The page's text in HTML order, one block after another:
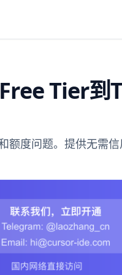
Tier到
额度问题。提供无需